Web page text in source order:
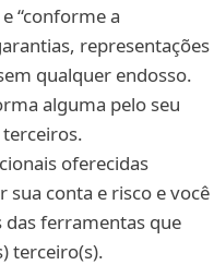
“conforme a
representações
qualquer endosso.
alguma pelo seu
oferecidas
conta e risco e você
ferramentas que
terceiro(s).